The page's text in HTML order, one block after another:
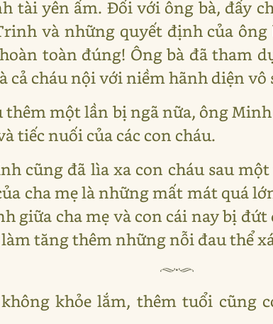
tài yên ấm. Đối với ông bà, đấy
và những quyết định của
toàn đúng! Ông bà đã tham
cả cháu nội với niềm hãnh diện vô
một lần bị ngã nữa, ông
tiếc nuối của các con cháu.
cũng đã lìa xa con cháu sau
cha mẹ là những mất mát quá
giữa cha mẹ và con cái nay bị
tăng thêm những nỗi đau thể
khỏe lắm, thêm tuổi cũng